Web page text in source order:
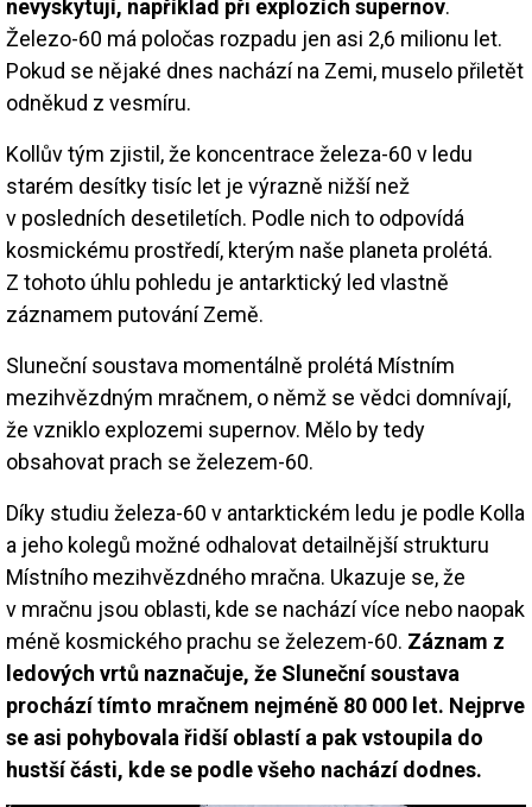
nevyskytují, například při explozích supernov.
Železo-60 má poločas rozpadu jen asi 2,6 milionu let.
Pokud se nějaké dnes nachází na Zemi, muselo přiletět
odněkud z vesmíru.
Kollův tým zjistil, že koncentrace železa-60 v ledu
starém desítky tisíc let je výrazně nižší než
v posledních desetiletích. Podle nich to odpovídá
kosmickému prostředí, kterým naše planeta prolétá.
Z tohoto úhlu pohledu je antarktický led vlastně
záznamem putování Země.
Sluneční soustava momentálně prolétá Místním
mezihvězdným mračnem, o němž se vědci domnívají,
že vzniklo explozemi supernov. Mělo by tedy
obsahovat prach se železem-60.
Díky studiu železa-60 v antarktickém ledu je podle Kolla
a jeho kolegů možné odhalovat detailnější strukturu
Místního mezihvězdného mračna. Ukazuje se, že
v mračnu jsou oblasti, kde se nachází více nebo naopak
méně kosmického prachu se železem-60. Záznam z
ledových vrtů naznačuje, že Sluneční soustava
prochází tímto mračnem nejméně 80 000 let. Nejprve
se asi pohybovala řidší oblastí a pak vstoupila do
hustší části, kde se podle všeho nachází dodnes.